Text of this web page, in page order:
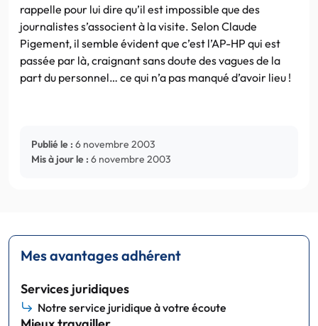
rappelle pour lui dire qu’il est impossible que des
journalistes s’associent à la visite. Selon Claude
Pigement, il semble évident que c’est l’AP-HP qui est
passée par là, craignant sans doute des vagues de la
part du personnel… ce qui n’a pas manqué d’avoir lieu !
Publié le : 6 novembre 2003
Mis à jour le : 6 novembre 2003
Mes avantages adhérent
Services juridiques
Notre service juridique à votre écoute